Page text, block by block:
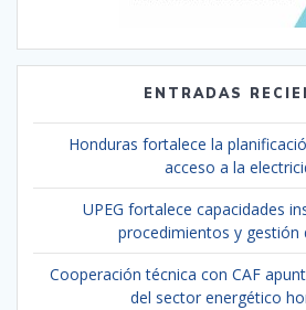
ENTRADAS
Honduras fortalece la
acceso a la
UPEG fortalece capacidades
procedimientos y gestión
Cooperación técnica con CAF
del sector energético